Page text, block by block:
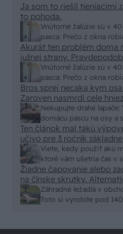
Vnútorné žalúzie sú v
pasca: Prečo z okna
vyriešiť za pár eur?
Ja som to riešil tieniacimi
to pohoda.
Vnútorné žalúzie sú v
pasca: Prečo z okna
vyriešiť za pár eur?
Akurát ten problém doma
južnej strany.
vonkajšieho tienenia na
250x150cm. Čínsky
eur kus.
Nekupujte drahé
domácu pascu na osy a
von
Bros sprej necaka kym
Zaroven nasmrdi cele
nic zive. Vasa pasca
Skor pritiahne slimaky
Viete, kedy použiť akú
ktoré vám ušetria čas v
Ten článok mal takú
učivo pre 3 ročník základnej školy.
alebo nejaka kniha z VŠ? Dnešné rychlotvrdnuce
malty - pevnosť 40 Mpa a
minut , k tomu vodotesné s
- schnutie a zretie. Nič?
Záhradné ležadlá v
Toto si vyrobíte pod
Žiadne čapovanie alebo
na čínske skrutky.
čo sa týka pevnosti. Autor
remeselným spracovaním,